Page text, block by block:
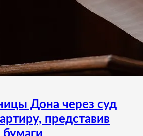
Дона через суд
представив